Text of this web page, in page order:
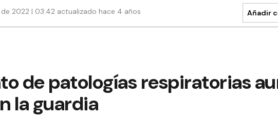
2022 | 03:42 actualizado hace 4 años Añadir
de patologías respiratorias
la guardia